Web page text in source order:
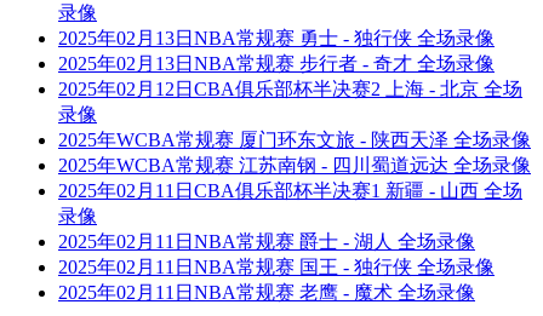
录像
2025年02月13日NBA常规赛 勇士 - 独行侠 全场录像
2025年02月13日NBA常规赛 步行者 - 奇才 全场录像
2025年02月12日CBA俱乐部杯半决赛2 上海 - 北京 全场
录像
2025年WCBA常规赛 厦门环东文旅 - 陕西天泽 全场录像
2025年WCBA常规赛 江苏南钢 - 四川蜀道远达 全场录像
2025年02月11日CBA俱乐部杯半决赛1 新疆 - 山西 全场
录像
2025年02月11日NBA常规赛 爵士 - 湖人 全场录像
2025年02月11日NBA常规赛 国王 - 独行侠 全场录像
2025年02月11日NBA常规赛 老鹰 - 魔术 全场录像